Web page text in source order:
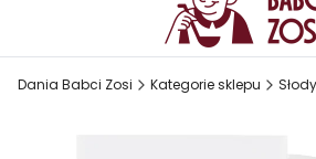
Dania Babci Zosi Kategorie sklepu